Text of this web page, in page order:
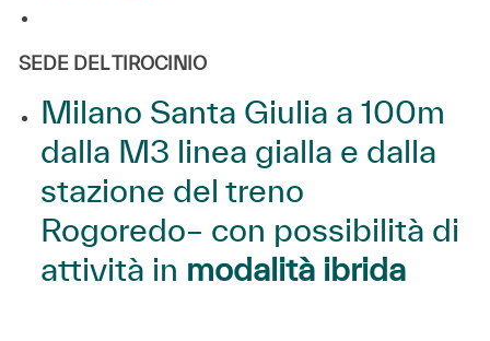
SEDE DEL TIROCINIO
Milano Santa Giulia a 100m
dalla M3 linea gialla e dalla
stazione del treno
Rogoredo– con possibilità di
attività in modalità ibrida